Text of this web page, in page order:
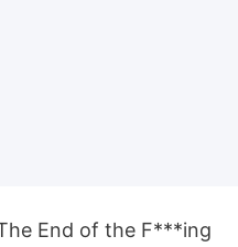
End of the F***ing